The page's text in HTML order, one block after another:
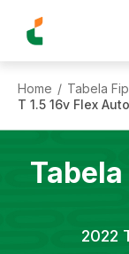
Home / Tabela
T 1.5 16v Flex
2022